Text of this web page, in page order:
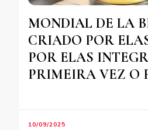
MONDIAL DE LA
CRIADO POR
POR ELAS
PRIMEIRA VEZ O
10/09/2025